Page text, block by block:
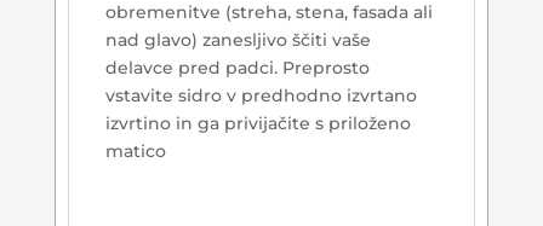
obremenitve (streha, stena, fasada ali
nad glavo) zanesljivo ščiti vaše
delavce pred padci. Preprosto
vstavite sidro v predhodno izvrtano
izvrtino in ga privijačite s priloženo
matico